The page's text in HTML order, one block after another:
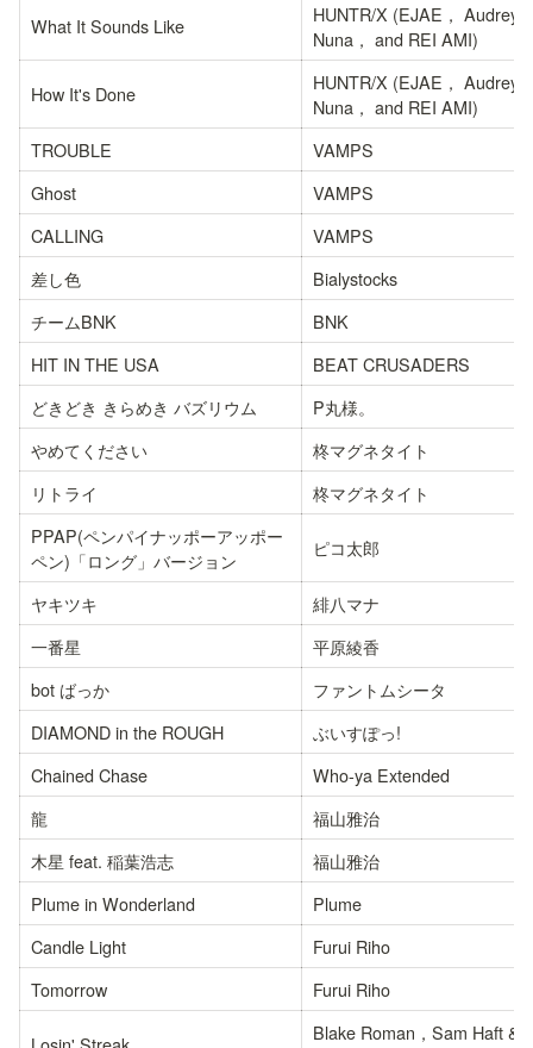
What It Sounds Like
HUNTR/X (EJAE， Audrey
Nuna， and REI AMI)
How It's Done
HUNTR/X (EJAE， Audrey
Nuna， and REI AMI)
TROUBLE
VAMPS
Ghost
VAMPS
CALLING
VAMPS
差し色
Bialystocks
チームBNK
BNK
HIT IN THE USA
BEAT CRUSADERS
どきどき きらめき バズリウム
P丸様。
やめてください
柊マグネタイト
リトライ
柊マグネタイト
PPAP(ペンパイナッポーアッポー
ペン)「ロング」バージョン
ピコ太郎
ヤキツキ
緋八マナ
一番星
平原綾香
bot ばっか
ファントムシータ
DIAMOND in the ROUGH
ぶいすぽっ!
Chained Chase
Who-ya Extended
龍
福山雅治
木星 feat. 稲葉浩志
福山雅治
Plume in Wonderland
Plume
Candle Light
Furui Riho
Tomorrow
Furui Riho
Blake Roman，Sam Haft &